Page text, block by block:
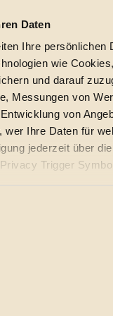
Daten
Ihre persönlichen
wie
und darauf
Messungen von
von
wer Ihre Daten für
jederzeit über
Trigger
gerne:
nach bestimmten
Daten
und bewussten
für Ideen, Menschen
Markt des
der Branche